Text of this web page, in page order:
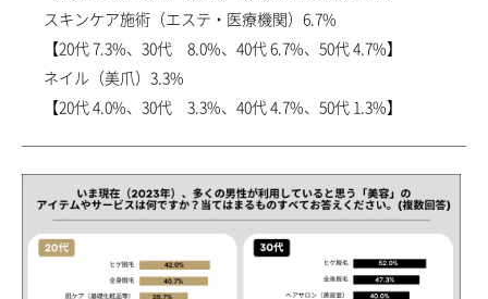
スキンケア施術（エステ・医療機関）6.7%
【20代 7.3%、30代 8.0%、40代 6.7%、50代 4.7%】
ネイル（美爪）3.3%
【20代 4.0%、30代 3.3%、40代 4.7%、50代 1.3%】